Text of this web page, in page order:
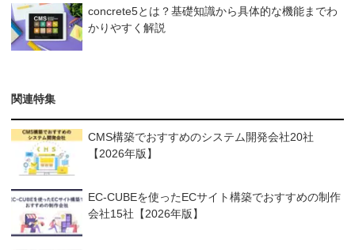
concrete5とは？基礎知識から具体的な機能までわ
かりやすく解説
関連特集
CMS構築でおすすめのシステム開発会社20社
【2026年版】
EC-CUBEを使ったECサイト構築でおすすめの制作
会社15社【2026年版】